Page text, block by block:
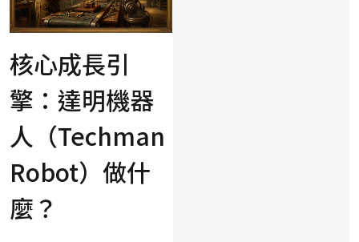
核心成長引
擎：達明機器
人（Techman
Robot）做什
麼？